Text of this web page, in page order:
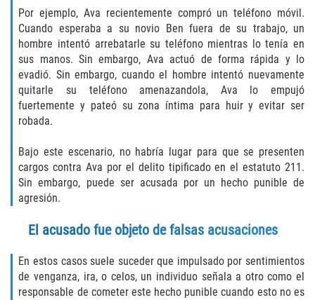
Evading an Officer
Hit and Run
Vehicular Manslaughter
Drug Crimes
Manufacturing of Controlled Substances
Prop 36
Por ejemplo, Ava recientemente compró un teléfono móvil.
Cuando esperaba a su novio Ben fuera de su trabajo, un
hombre intentó arrebatarle su teléfono mientras lo tenía en
sus manos. Sin embargo, Ava actuó de forma rápida y lo
evadió. Sin embargo, cuando el hombre intentó nuevamente
quitarle su teléfono amenazandola, Ava lo empujó
fuertemente y pateó su zona íntima para huir y evitar ser
robada.
Bajo este escenario, no habría lugar para que se presenten
cargos contra Ava por el delito tipificado en el estatuto 211.
Sin embargo, puede ser acusada por un hecho punible de
agresión.
El acusado fue objeto de falsas acusaciones
En estos casos suele suceder que impulsado por sentimientos
de venganza, ira, o celos, un individuo señala a otro como el
responsable de cometer este hecho punible cuando esto no es